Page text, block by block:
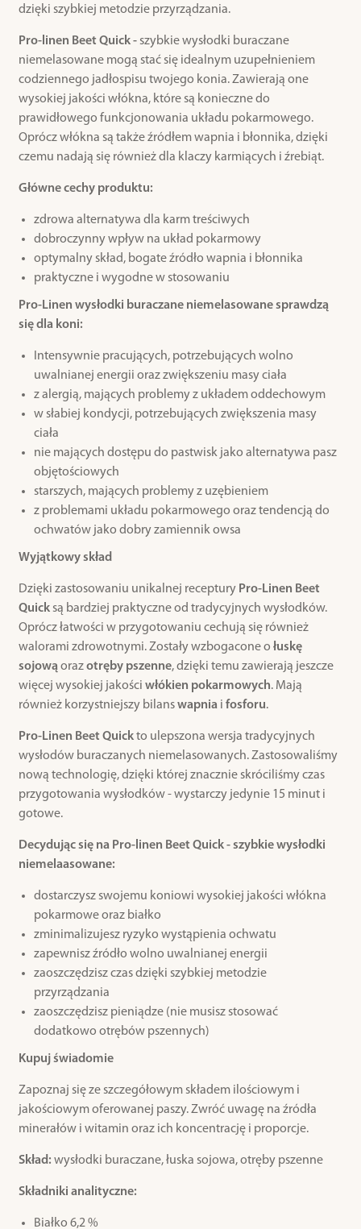
dzięki szybkiej metodzie przyrządzania.
Pro-linen Beet Quick -szybkie wysłodki buraczane
niemelasowane mogą stać się idealnym uzupełnieniem
codziennego jadłospisu twojego konia. Zawierają one
wysokiej jakości włókna, które są konieczne do
prawidłowego funkcjonowania układu pokarmowego.
Oprócz włókna są także źródłem wapnia i błonnika, dzięki
czemu nadają się również dla klaczy karmiących i źrebiąt.
Główne cechy produktu:
zdrowa alternatywa dla karm treściwych
dobroczynny wpływ na układ pokarmowy
optymalny skład, bogate źródło wapnia i błonnika
praktyczne i wygodne w stosowaniu
Pro-Linen wysłodki buraczane niemelasowane sprawdzą
się dla koni:
Intensywnie pracujących, potrzebujących wolno
uwalnianej energii oraz zwiększeniu masy ciała
z alergią, mających problemy z układem oddechowym
w słabiej kondycji, potrzebujących zwiększenia masy
ciała
nie mających dostępu do pastwisk jako alternatywa pasz
objętościowych
starszych, mających problemy z uzębieniem
z problemami układu pokarmowego oraz tendencją do
ochwatów jako dobry zamiennik owsa
Wyjątkowy skład
Dzięki zastosowaniu unikalnej receptury Pro-Linen Beet
Quicksą bardziej praktyczne od tradycyjnych wysłodków.
Oprócz łatwości w przygotowaniu cechują się również
walorami zdrowotnymi. Zostały wzbogacone o łuskę
sojowąorazotręby pszenne, dzięki temu zawierają jeszcze
więcej wysokiej jakości włókien pokarmowych. Mają
również korzystniejszy bilanswapniai fosforu.
Pro-Linen Beet Quickto ulepszona wersja tradycyjnych
wysłodów buraczanych niemelasowanych. Zastosowaliśmy
nową technologię, dzięki której znacznie skróciliśmy czas
przygotowania wysłodków - wystarczy jedynie 15 minut i
gotowe.
Decydując się na Pro-linen Beet Quick - szybkie wysłodki
niemelaasowane:
dostarczysz swojemu koniowi wysokiej jakości włókna
pokarmowe oraz białko
zminimalizujesz ryzyko wystąpienia ochwatu
zapewnisz źródło wolno uwalnianej energii
zaoszczędzisz czas dzięki szybkiej metodzie
przyrządzania
zaoszczędzisz pieniądze (nie musisz stosować
dodatkowo otrębów pszennych)
Kupuj świadomie
Zapoznaj się ze szczegółowym składem ilościowym i
jakościowym oferowanej paszy. Zwróć uwagę na źródła
minerałów i witamin oraz ich koncentrację i proporcje.
Skład: wysłodki buraczane, łuska sojowa, otręby pszenne
Składniki analityczne:
Białko 6,2 %